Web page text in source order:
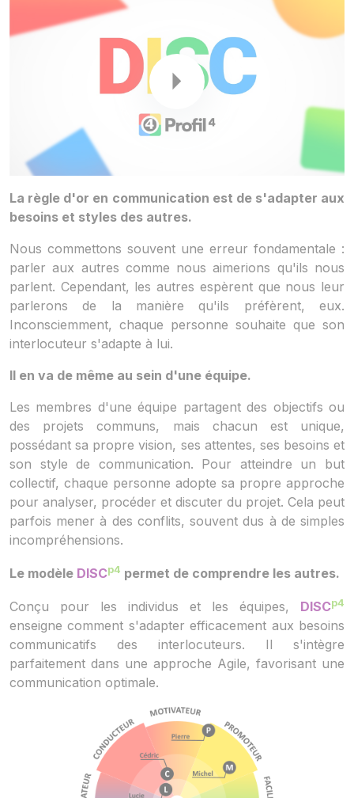
La règle d'or en communication est de s'adapter aux
besoins et styles des autres.
Nous commettons souvent une erreur fondamentale :
parler aux autres comme nous aimerions qu'ils nous
parlent. Cependant, les autres espèrent que nous leur
parlerons de la manière qu'ils préfèrent, eux.
Inconsciemment, chaque personne souhaite que son
interlocuteur s'adapte à lui.
Il en va de même au sein d'une équipe.
Les membres d'une équipe partagent des objectifs ou
des projets communs, mais chacun est unique,
possédant sa propre vision, ses attentes, ses besoins et
son style de communication. Pour atteindre un but
collectif, chaque personne adopte sa propre approche
pour analyser, procéder et discuter du projet. Cela peut
parfois mener à des conflits, souvent dus à de simples
incompréhensions.
Le modèle DISCp4 permet de comprendre les autres.
Conçu pour les individus et les équipes, DISCp4
enseigne comment s'adapter efficacement aux besoins
communicatifs des interlocuteurs. Il s'intègre
parfaitement dans une approche Agile, favorisant une
communication optimale.